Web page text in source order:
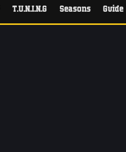
T.U.N.I.N.G Seasons Guide